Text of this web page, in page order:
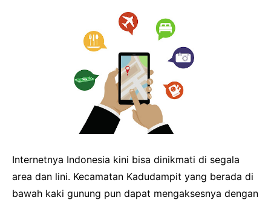
Internetnya Indonesia kini bisa dinikmati di segala
area dan lini. Kecamatan Kadudampit yang berada di
bawah kaki gunung pun dapat mengaksesnya dengan